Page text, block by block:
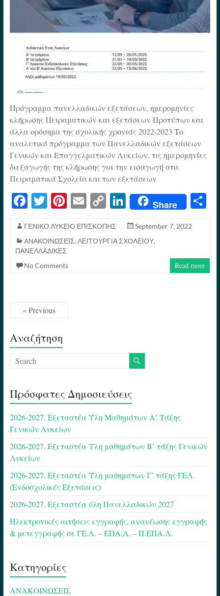
Πρόγραμμα πανελλαδικών εξετάσεων, ημερομηνίες
κλήρωσης Πειραματικών και εξετάσεων Προτύπων και
άλλα ορόσημα της σχολικής χρονιάς 2022-2023 Το
αναλυτικό πρόγραμμα των Πανελλαδικών εξετάσεων
Γενικών και Επαγγελματικών Λυκείων, τις ημερομηνίες
διεξαγωγής της κλήρωσης για την εισαγωγή στα
Πειραματικά Σχολεία και των εξετάσεων
Fa
bo
ok
T
tte
r
Pi
er
es
t
E
ail
C
y
Li
Li
nk
ed
In
Share S
ΓΕΝΙΚΟ ΛΥΚΕΙΟ ΕΠΙΣΚΟΠΗΣ
September 7, 2022
ΑΝΑΚΟΙΝΩΣΕΙΣ, ΛΕΙΤΟΥΡΓΙΑ ΣΧΟΛΕΙΟΥ,
ΠΑΝΕΛΛΑΔΙΚΕΣ
No Comments
Read more
« Previous
Αναζήτηση
Πρόσφατες Δημοσιεύσεις
2026-2027. Εξεταστέα Ύλη Μαθημάτων Α’ Τάξης
Γενικών Λυκείων
2026-2027. Εξεταστέα Ύλη μαθημάτων Β’ τάξης Γενικών
Λυκείων
2026-2027. Εξεταστέα Ύλη μαθημάτων Γ’ τάξης ΓΕΛ
(Ενδοσχολικές Εξετάσεις)
2026-2027. Εξεταστέα ύλη Πανελλαδικών 2027
Ηλεκτρονικές αιτήσεις εγγραφής, ανανέωσης εγγραφής
& μετεγγραφής σε ΓΕ.Λ. – ΕΠΑ.Λ. – Π.ΕΠΑ.Λ.
Κατηγορίες
ΑΝΑΚΟΙΝΩΣΕΙΣ